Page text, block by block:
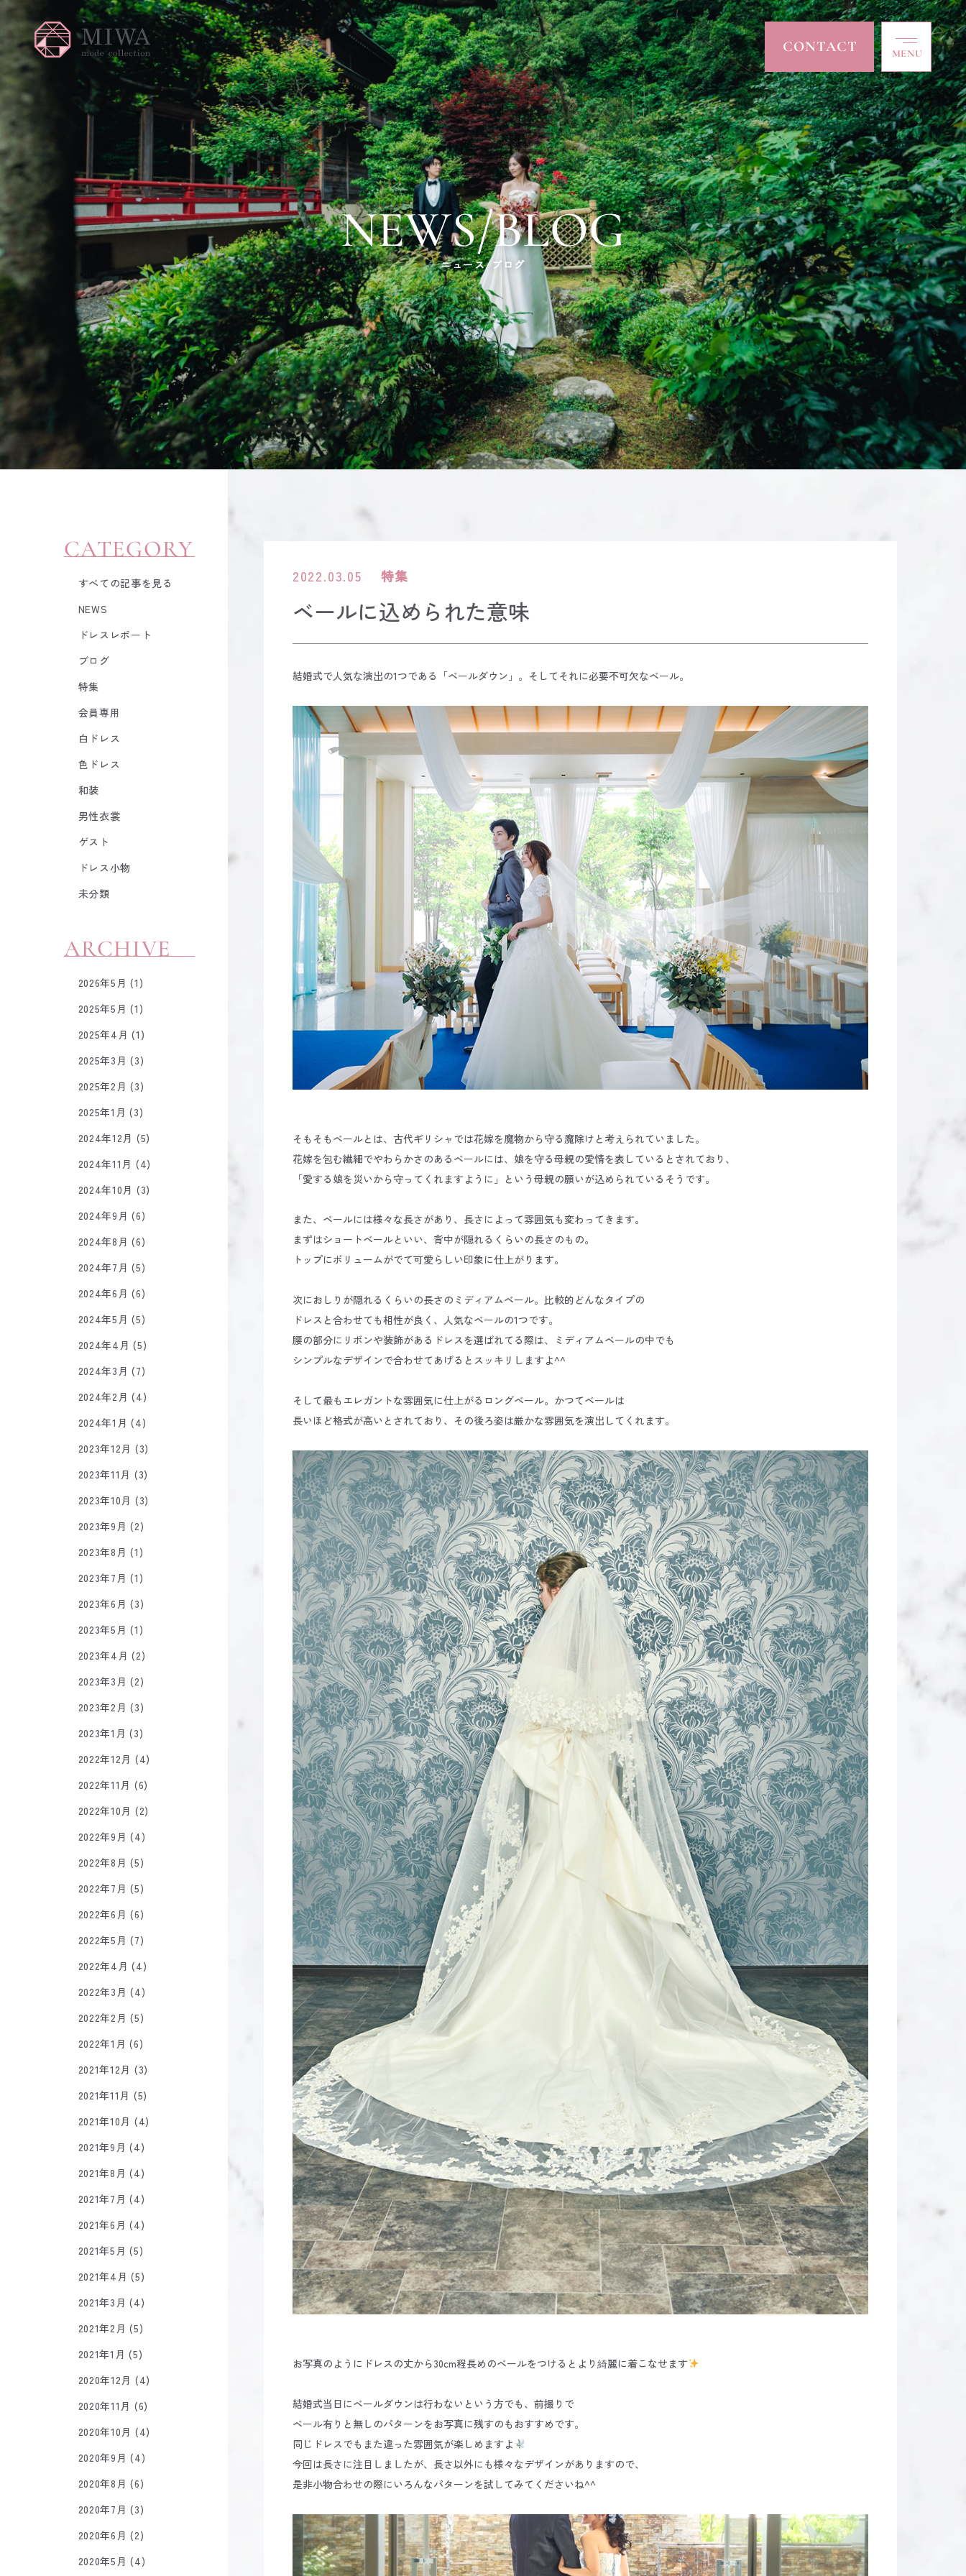
CONTACT MENU
TOP トップ
ABOUT 私たちについて
COLLECTION コレクション
ACCESSORY アクセサリー
ACCESS アクセス
NEWS / BLOG ニュース/ブログ
CONTACT
NEWS/BLOG
ニュース/ブログ
2022.03.05 特集
ベールに込められた意味
結婚式で人気な演出の1つである「ベールダウン」。そしてそれに必要不可欠なベール。
そもそもベールとは、古代ギリシャでは花嫁を魔物から守る魔除けと考えられていました。
花嫁を包む繊細でやわらかさのあるベールには、娘を守る母親の愛情を表しているとされており、
「愛する娘を災いから守ってくれますように」という母親の願いが込められているそうです。
また、ベールには様々な長さがあり、長さによって雰囲気も変わってきます。
まずはショートベールといい、背中が隠れるくらいの長さのもの。
トップにボリュームがでて可愛らしい印象に仕上がります。
次におしりが隠れるくらいの長さのミディアムベール。比較的どんなタイプの
ドレスと合わせても相性が良く、人気なベールの1つです。
腰の部分にリボンや装飾があるドレスを選ばれてる際は、ミディアムベールの中でも
シンプルなデザインで合わせてあげるとスッキリしますよ^^
そして最もエレガントな雰囲気に仕上がるロングベール。かつてベールは
長いほど格式が高いとされており、その後ろ姿は厳かな雰囲気を演出してくれます。
お写真のようにドレスの丈から30cm程長めのベールをつけるとより綺麗に着こなせます
結婚式当日にベールダウンは行わないという方でも、前撮りで
ベール有りと無しのパターンをお写真に残すのもおすすめです。
同じドレスでもまた違った雰囲気が楽しめますよ
今回は長さに注目しましたが、長さ以外にも様々なデザインがありますので、
是非小物合わせの際にいろんなパターンを試してみてくださいね^^
CATEGORY
すべての記事を見る
NEWS
ドレスレポート
ブログ
特集
会員専用
白ドレス
色ドレス
和装
男性衣裳
ゲスト
ドレス小物
未分類
ARCHIVE
2026年5月 (1)
2025年5月 (1)
2025年4月 (1)
2025年3月 (3)
2025年2月 (3)
2025年1月 (3)
2024年12月 (5)
2024年11月 (4)
2024年10月 (3)
2024年9月 (6)
2024年8月 (6)
2024年7月 (5)
2024年6月 (6)
2024年5月 (5)
2024年4月 (5)
2024年3月 (7)
2024年2月 (4)
2024年1月 (4)
2023年12月 (3)
2023年11月 (3)
2023年10月 (3)
2023年9月 (2)
2023年8月 (1)
2023年7月 (1)
2023年6月 (3)
2023年5月 (1)
2023年4月 (2)
2023年3月 (2)
2023年2月 (3)
2023年1月 (3)
2022年12月 (4)
2022年11月 (6)
2022年10月 (2)
2022年9月 (4)
2022年8月 (5)
2022年7月 (5)
2022年6月 (6)
2022年5月 (7)
2022年4月 (4)
2022年3月 (4)
2022年2月 (5)
2022年1月 (6)
2021年12月 (3)
2021年11月 (5)
2021年10月 (4)
2021年9月 (4)
2021年8月 (4)
2021年7月 (4)
2021年6月 (4)
2021年5月 (5)
2021年4月 (5)
2021年3月 (4)
2021年2月 (5)
2021年1月 (5)
2020年12月 (4)
2020年11月 (6)
2020年10月 (4)
2020年9月 (4)
2020年8月 (6)
2020年7月 (3)
2020年6月 (2)
2020年5月 (4)